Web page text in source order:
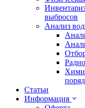
выбросов
Анализ
Статьи
Информация